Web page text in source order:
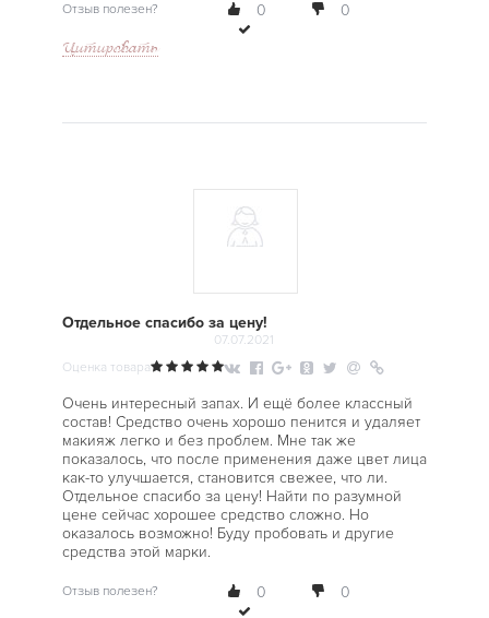
Отзыв полезен? 0 0
Цитировать
Отдельное спасибо за цену!
07.07.2021
Оценка товара
Очень интересный запах. И ещё более классный
состав! Средство очень хорошо пенится и удаляет
макияж легко и без проблем. Мне так же
показалось, что после применения даже цвет лица
как-то улучшается, становится свежее, что ли.
Отдельное спасибо за цену! Найти по разумной
цене сейчас хорошее средство сложно. Но
оказалось возможно! Буду пробовать и другие
средства этой марки.
Отзыв полезен? 0 0